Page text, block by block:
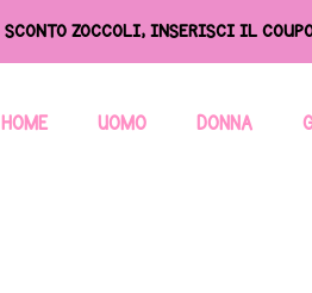
SCONTO ZOCCOLI, INSERISCI IL
HOME UOMO DONNA